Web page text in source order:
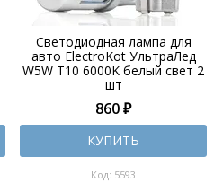
Светодиодная лампа для
авто ElectroKot УльтраЛед
W5W T10 6000K белый свет 2
шт
860 ₽
КУПИТЬ
Код: 5593